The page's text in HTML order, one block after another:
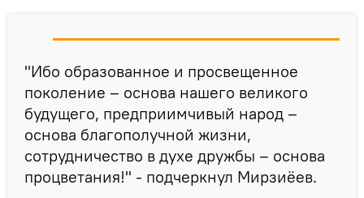
"Ибо образованное и просвещенное
поколение – основа нашего великого
будущего, предприимчивый народ –
основа благополучной жизни,
сотрудничество в духе дружбы – основа
процветания!" - подчеркнул Мирзиёев.